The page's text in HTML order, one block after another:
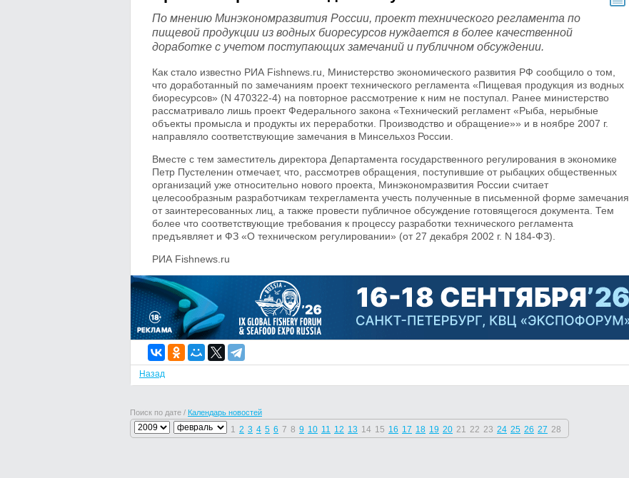
По мнению Минэкономразвития России, проект технического регламента по
пищевой продукции из водных биоресурсов нуждается в более качественной
доработке с учетом поступающих замечаний и публичном обсуждении.
Как стало известно РИА Fishnews.ru, Министерство экономического развития РФ сообщило о том,
что доработанный по замечаниям проект технического регламента «Пищевая продукция из водных
биоресурсов» (N 470322-4) на повторное рассмотрение к ним не поступал. Ранее министерство
рассматривало лишь проект Федерального закона «Технический регламент «Рыба, нерыбные
объекты промысла и продукты их переработки. Производство и обращение»» и в ноябре 2007 г.
направляло соответствующие замечания в Минсельхоз России.
Вместе с тем заместитель директора Департамента государственного регулирования в экономике
Петр Пустеленин отмечает, что, рассмотрев обращения, поступившие от рыбацких общественных
организаций уже относительно нового проекта, Минэкономразвития России считает
целесообразным разработчикам техрегламента учесть полученные в письменной форме замечания
от заинтересованных лиц, а также провести публичное обсуждение готовящегося документа. Тем
более что соответствующие требования к процессу разработки технического регламента
предъявляет и ФЗ «О техническом регулировании» (от 27 декабря 2002 г. N 184-ФЗ).
РИА Fishnews.ru
Назад
Поиск по дате / Календарь новостей
1 2 3 4 5 6 7 8 9 10 11 12 13 14 15 16 17 18 19 20 21 22 23 24 25 26 27 28